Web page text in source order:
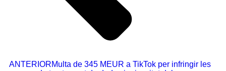
ANTERIORMulta de 345 MEUR a TikTok per infringir les